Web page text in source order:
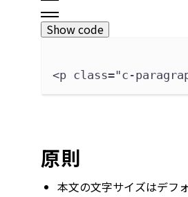
Show code
<p class="c-
原則
本文の文字サイズはデフ